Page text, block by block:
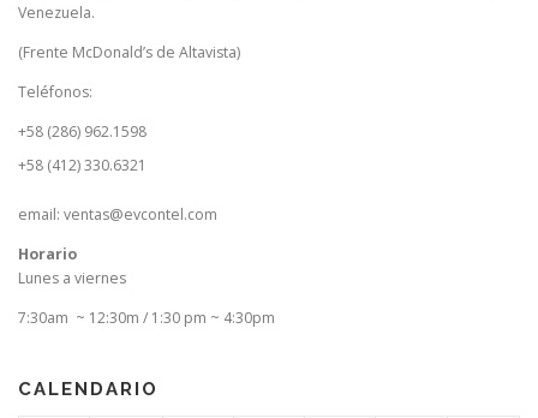
Venezuela.
(Frente McDonald’s de Altavista)
Teléfonos:
+58 (286) 962.1598
+58 (412) 330.6321
email: ventas@evcontel.com
Horario
Lunes a viernes
7:30am ~ 12:30m / 1:30 pm ~ 4:30pm
CALENDARIO